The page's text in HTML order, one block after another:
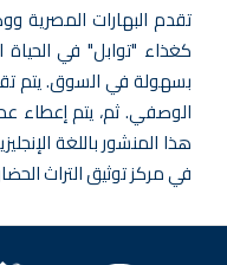
تقدم البهارات المصرية
كغذاء "توابل" في
بسهولة في السوق. يتم
الوصفي. ثم، يتم إعطاء
هذا المنشور باللغة
في مركز توثيق التراث